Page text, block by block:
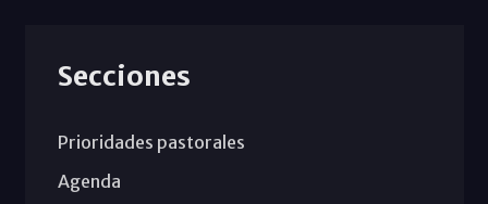
Secciones
Prioridades pastorales
Agenda